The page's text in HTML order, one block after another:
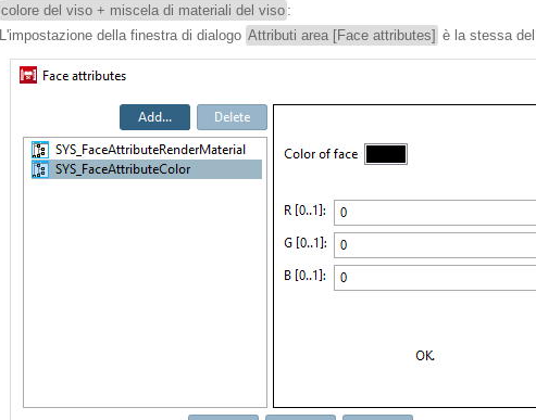
colore del viso + miscela di materiali del viso :
L'impostazione della finestra di dialogo Attributi area [Face attributes] è la stessa